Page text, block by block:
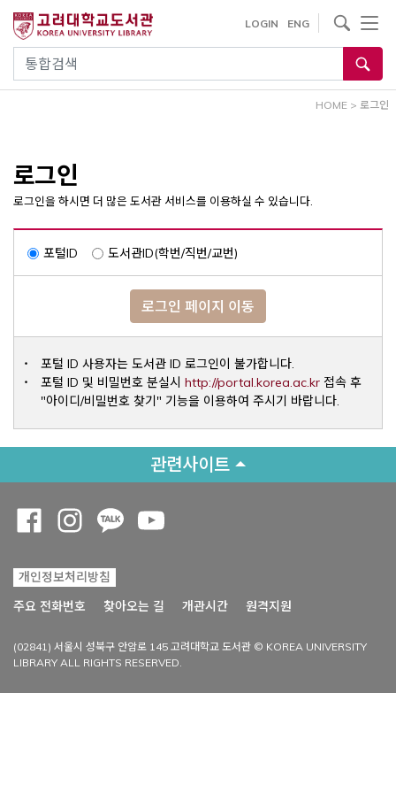
건
통합검색
LOGIN ENG
사이트내 검색
HOME > 로그인
로그인
로그인을 하시면 더 많은 도서관 서비스를 이용하실 수 있습니다.
포털ID 도서관ID(학번/직번/교번)
로그인 페이지 이동
포털 ID 사용자는 도서관 ID 로그인이 불가합니다.
포털 ID 및 비밀번호 분실시 http://portal.korea.ac.krOpens a
접속 후
"아이디/비밀번호 찾기" 기능을 이용하여 주시기 바랍니다.
관련사이트
개인정보처리방침
주요 전화번호
찾아오는 길 개관시간 원격지원
(02841) 서울시 성북구 안암로 145 고려대학교 도서관 © KOREA UNIVERSITY
LIBRARY ALL RIGHTS RESERVED.
Opens a new window
Opens a new window
Opens a new window